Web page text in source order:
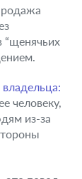
“щенячьих
человеку,
из-за